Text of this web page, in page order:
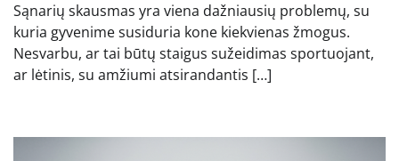
Sąnarių skausmas yra viena dažniausių problemų, su
kuria gyvenime susiduria kone kiekvienas žmogus.
Nesvarbu, ar tai būtų staigus sužeidimas sportuojant,
ar lėtinis, su amžiumi atsirandantis […]